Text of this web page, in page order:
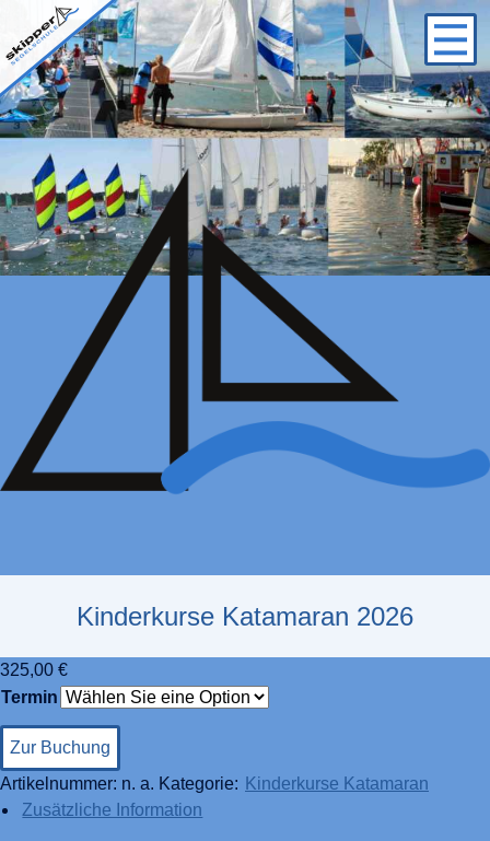
Logo
Startseite/Kinderkurse Katamaran/ Kinderkurse Katamaran
2026
Kinderkurse Katamaran 2026
325,00 €
Termin
Zur Buchung
Artikelnummer: n. a. Kategorie: Kinderkurse Katamaran
Zusätzliche Information